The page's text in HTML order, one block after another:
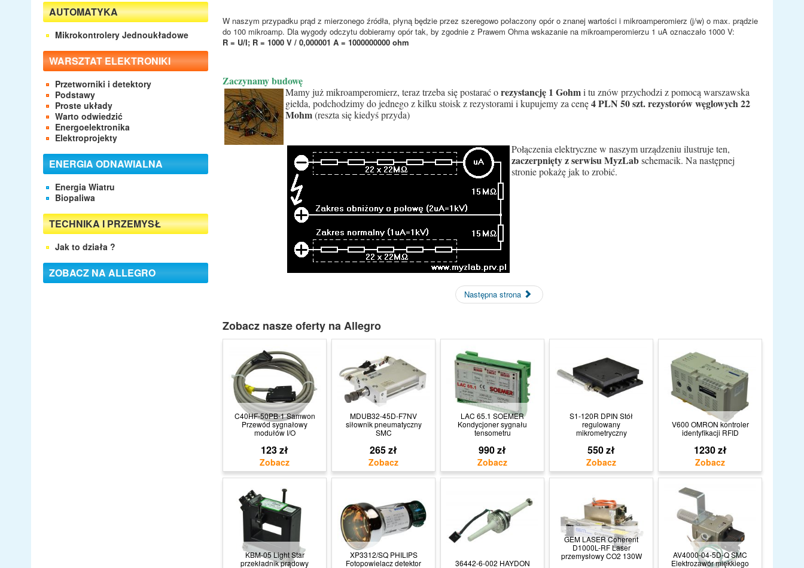
AUTOMATYKA
Mikrokontrolery Jednoukładowe
WARSZTAT ELEKTRONIKI
Przetworniki i detektory
Podstawy
Proste układy
Warto odwiedzić
Energoelektronika
Elektroprojekty
ENERGIA ODNAWIALNA
Energia Wiatru
Biopaliwa
TECHNIKA I PRZEMYSŁ
Jak to działa ?
ZOBACZ NA ALLEGRO
W naszym przypadku prąd z mierzonego źródła, płyną będzie przez szeregowo połaczony opór o znanej wartości i mikroamperomierz (j/w) o max. prądzie
do 100 mikroamp. Dla wygody odczytu dobieramy opór tak, by zgodnie z Prawem Ohma wskazanie na mikroamperomierzu 1 uA oznaczało 1000 V:
R = U/I; R = 1000 V / 0,000001 A = 1000000000 ohm
Zaczynamy budowę
Mamy już mikroamperomierz, teraz trzeba się postarać orezystancję 1 Gohmi tu znów przychodzi z pomocą warszawska
giełda, podchodzimy do jednego z kilku stoisk z rezystorami i kupujemy za cenę4 PLN 50 szt. rezystorów węglowych 22
Mohm(reszta się kiedyś przyda)
Połączenia elektryczne w naszym urządzeniu ilustruje ten,
zaczerpnięty z serwisu MyzLabschemacik. Na następnej
stronie pokażę jak to zrobić.
Następna strona
Zobacz nasze oferty na Allegro
C40HF-50PB-1 Samwon
Przewód sygnałowy
modułów I/O
123 zł
MDUB32-45D-F7NV
siłownik pneumatyczny
SMC
265 zł
LAC 65.1 SOEMER
Kondycjoner sygnału
tensometru
990 zł
S1-120R DPIN Stół
regulowany
mikrometryczny
550 zł
V600 OMRON kontroler
identyfikacji RFID
1230 zł
KBM-05 Light Star
przekładnik prądowy
XP3312/SQ PHILIPS
Fotopowielacz detektor
36442-6-002 HAYDON
GEM LASER Coherent
D1000L-RF Laser
przemysłowy CO2 130W
AV4000-04-5D-Q SMC
Elektrozawór miękkiego